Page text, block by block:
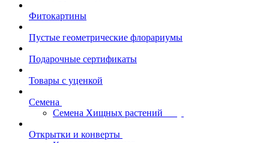
Фитокартины
Пустые геометрические флорариумы
Подарочные сертификаты
Товары с уценкой
Семена
Семена Хищных растений
Открытки и конверты